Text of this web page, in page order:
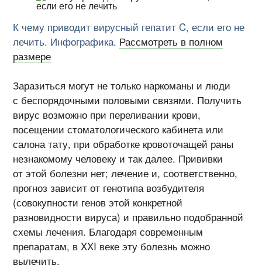
К чему приводит вирусный гепатит C, если его не
лечить. Инфографика. Рассмотреть в полном
размере
Заразиться могут не только наркоманы и люди
с беспорядочными половыми связями. Получить
вирус возможно при переливании крови,
посещении стоматологического кабинета или
салона тату, при обработке кровоточащей раны
незнакомому человеку и так далее. Прививки
от этой болезни нет; лечение и, соответственно,
прогноз зависит от генотипа возбудителя
(совокупности генов этой конкретной
разновидности вируса) и правильно подобранной
схемы лечения. Благодаря современным
препаратам, в XXI веке эту болезнь можно
вылечить.